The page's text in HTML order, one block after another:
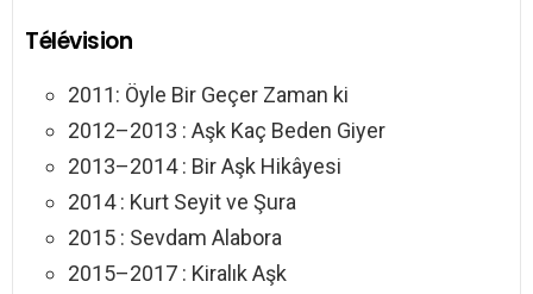
Télévision
2011: Öyle Bir Geçer Zaman ki
2012–2013 : Aşk Kaç Beden Giyer
2013–2014 : Bir Aşk Hikâyesi
2014 : Kurt Seyit ve Şura
2015 : Sevdam Alabora
2015–2017 : Kiralık Aşk